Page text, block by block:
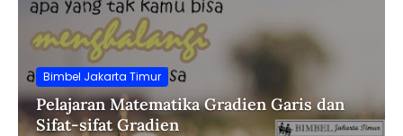
Bimbel Jakarta Timur
Pelajaran Matematika Gradien Garis dan
Sifat-sifat Gradien